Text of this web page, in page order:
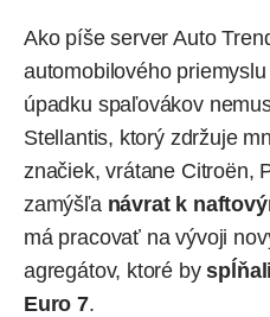
Ako píšeserver Auto
automobilového
úpadku spaľovákov
Stellantis, ktorý zdržuje
značiek, vrátane Citroën,
zamýšľa návrat k
má pracovať na vývoji
agregátov, ktoré by
Euro 7.